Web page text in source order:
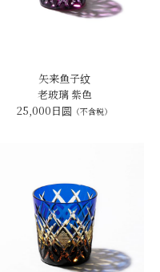
矢来鱼子纹
老玻璃 紫色
25,000日圆 （不含税）